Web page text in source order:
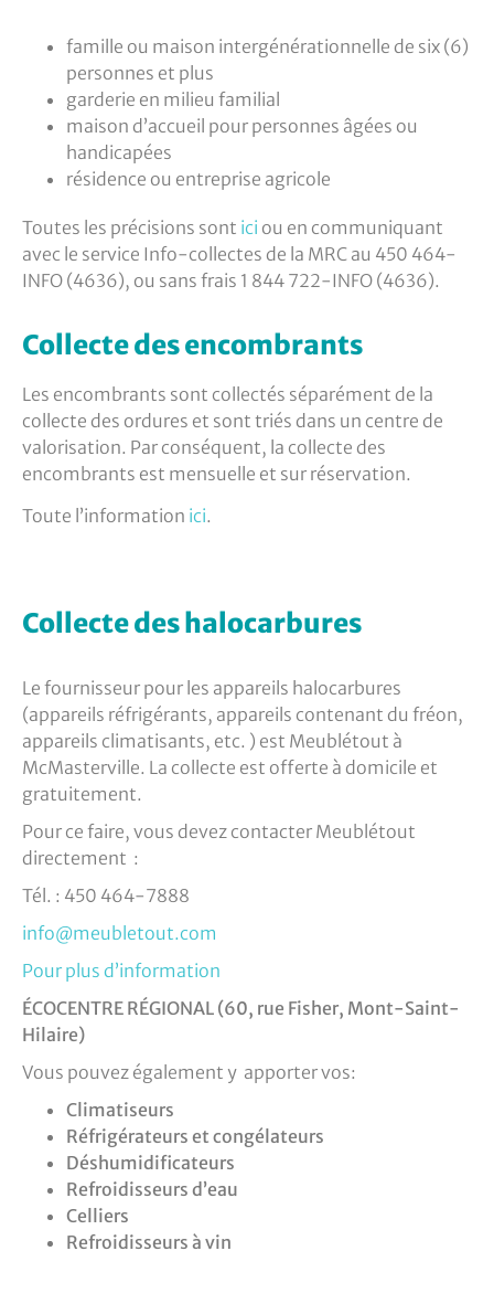
famille ou maison intergénérationnelle de six (6)
personnes et plus
garderie en milieu familial
maison d’accueil pour personnes âgées ou
handicapées
résidence ou entreprise agricole
Toutes les précisions sont ici ou en communiquant
avec le service Info-collectes de la MRC au 450 464-
INFO (4636), ou sans frais 1 844 722-INFO (4636).
Collecte des encombrants
Les encombrants sont collectés séparément de la
collecte des ordures et sont triés dans un centre de
valorisation. Par conséquent, la collecte des
encombrants est mensuelle et sur réservation.
Toute l’information ici.
Collecte des halocarbures
Le fournisseur pour les appareils halocarbures
(appareils réfrigérants, appareils contenant du fréon,
appareils climatisants, etc. ) est Meublétout à
McMasterville. La collecte est offerte à domicile et
gratuitement.
Pour ce faire, vous devez contacter Meublétout
directement :
Tél. : 450 464-7888
info@meubletout.com
Pour plus d’information
ÉCOCENTRE RÉGIONAL (60, rue Fisher, Mont-Saint-
Hilaire)
Vous pouvez également y apporter vos:
Climatiseurs
Réfrigérateurs et congélateurs
Déshumidificateurs
Refroidisseurs d’eau
Celliers
Refroidisseurs à vin